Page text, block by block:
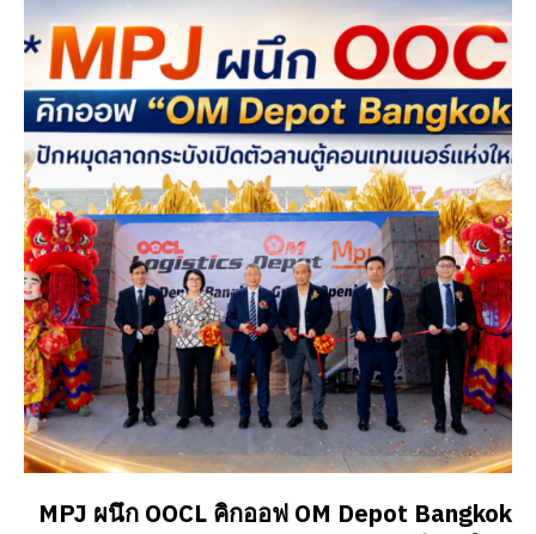
MPJ ผนึก OOCL คิกออฟ OM Depot Bangkok